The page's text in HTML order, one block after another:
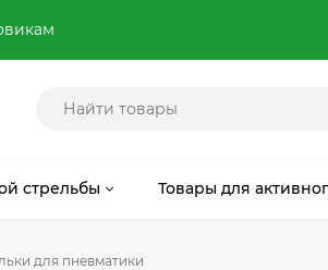
стрельбы Товары для
для пневматики